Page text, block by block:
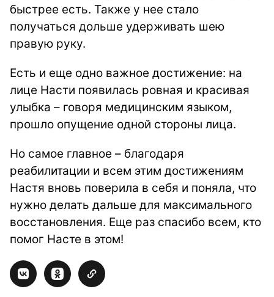
быстрее есть. Также у нее стало
получаться дольше удерживать шею
правую руку.
Есть и еще одно важное достижение: на
лице Насти появилась ровная и красивая
улыбка – говоря медицинским языком,
прошло опущение одной стороны лица.
Но самое главное – благодаря
реабилитации и всем этим достижениям
Настя вновь поверила в себя и поняла, что
нужно делать дальше для максимального
восстановления. Еще раз спасибо всем, кто
помог Насте в этом!